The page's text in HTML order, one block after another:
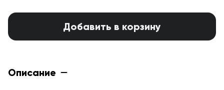
Добавить в корзину
Описание